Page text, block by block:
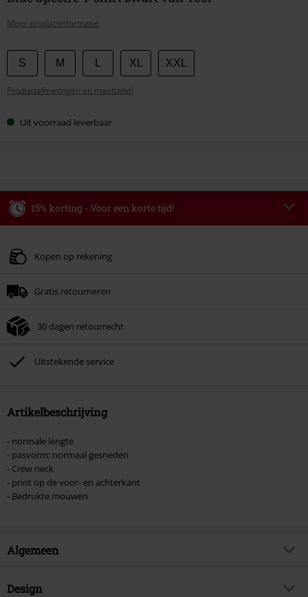
Meer productinformatie
Kies
je
maat
S M XL XXL
Productafmetingen en maattabel
Uit voorraad leverbaar
15% korting - Voor een korte tijd!
Geldig t/m 09-08-2026
Zodra je de code hebt ingevoerd, wordt de korting automatisch verrekend in
Kan niet gecombineerd worden met andere kortingscodes. Boeken, media,
Toten Hosen, Metality, cadeaubonnen en artikelen met een inbegrepen
donatie zijn uitgesloten van de korting.
Kopen op rekening
Gratis retourneren
30 dagen retourrecht
Uitstekende service
Artikelbeschrijving
- normale lengte
- pasvorm: normaal gesneden
- Crew neck
- print op de voor- en achterkant
- Bedrukte mouwen
Algemeen
Artikelnr.
Design